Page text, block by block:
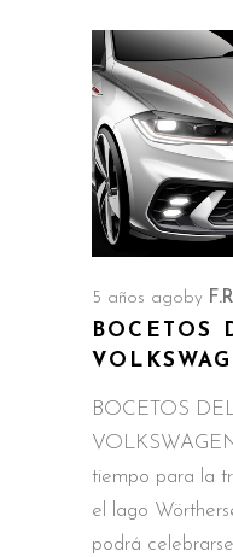
5 años agoby
BOCETOS
BOCETOS
tiempo para la
el lago
podrá